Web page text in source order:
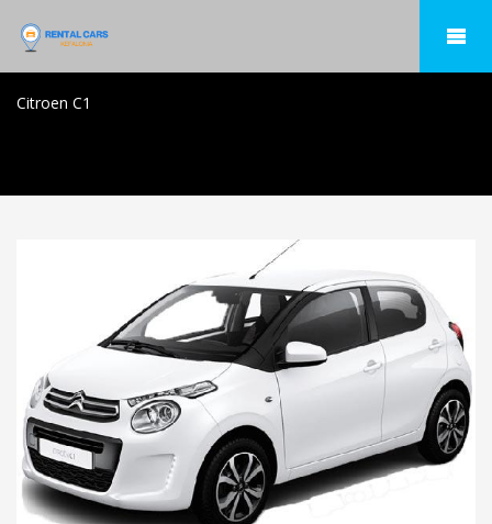
Citroen C1